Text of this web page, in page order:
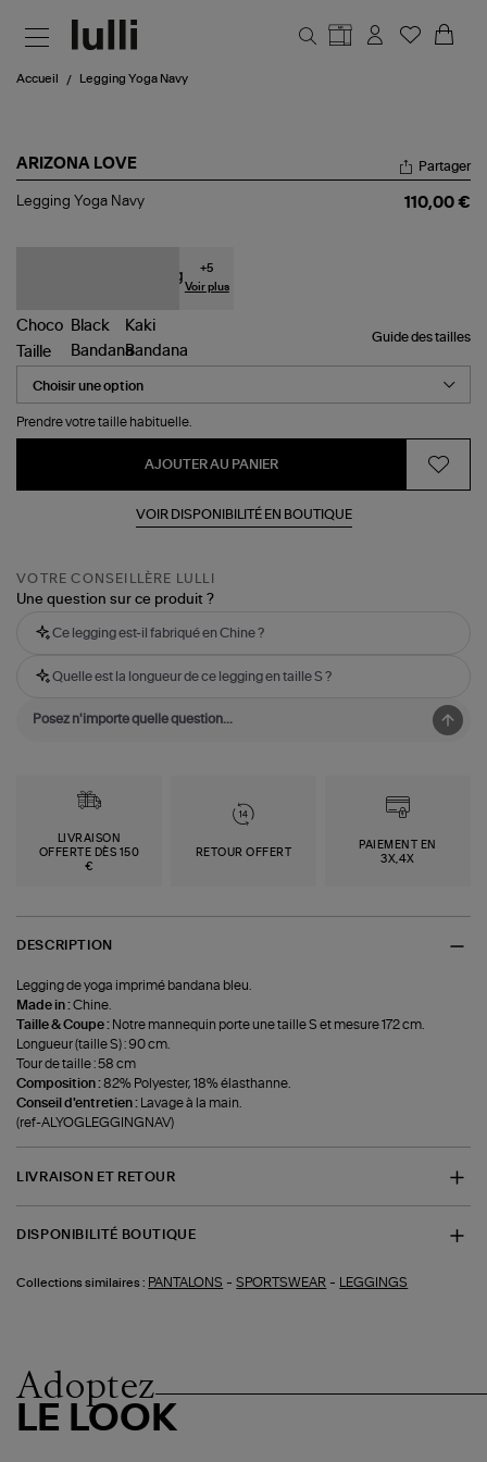
Accueil Legging Yoga Navy
ARIZONA LOVE
Legging
Partager
Legging Yoga Navy 110,00 €
+5
Voir plus
Guide des tailles
Taille
Prendre votre taille habituelle.
AJOUTER AU PANIER
VOIR DISPONIBILITÉ EN BOUTIQUE
VOTRE CONSEILLÈRE LULLI
Une question sur ce produit ?
Ce legging est-il fabriqué en Chine ?
Quelle est la longueur de ce legging en taille S ?
LIVRAISON
OFFERTE DÈS 150
€
RETOUR OFFERT
PAIEMENT EN
3X,4X
DESCRIPTION
Legging de yoga imprimé bandana bleu.
Made in :Chine.
Taille & Coupe : Notre mannequin porte une taille S et mesure 172 cm.
Longueur (taille S) : 90 cm.
Tour de taille : 58 cm
Composition :82% Polyester, 18% élasthanne.
Conseil d'entretien :
Lavage à la main.
(ref-ALYOGLEGGINGNAV)
LIVRAISON ET RETOUR
DISPONIBILITÉ BOUTIQUE
Collections similaires : PANTALONS -SPORTSWEAR - LEGGINGS
Adoptez
LE LOOK